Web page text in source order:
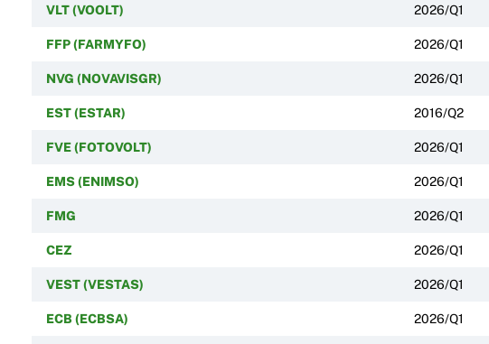
VLT (VOOLT) 2026/Q1
FFP (FARMYFO) 2026/Q1
NVG (NOVAVISGR) 2026/Q1
EST (ESTAR) 2016/Q2
FVE (FOTOVOLT) 2026/Q1
EMS (ENIMSO) 2026/Q1
FMG 2026/Q1
CEZ 2026/Q1
VEST (VESTAS) 2026/Q1
ECB (ECBSA) 2026/Q1